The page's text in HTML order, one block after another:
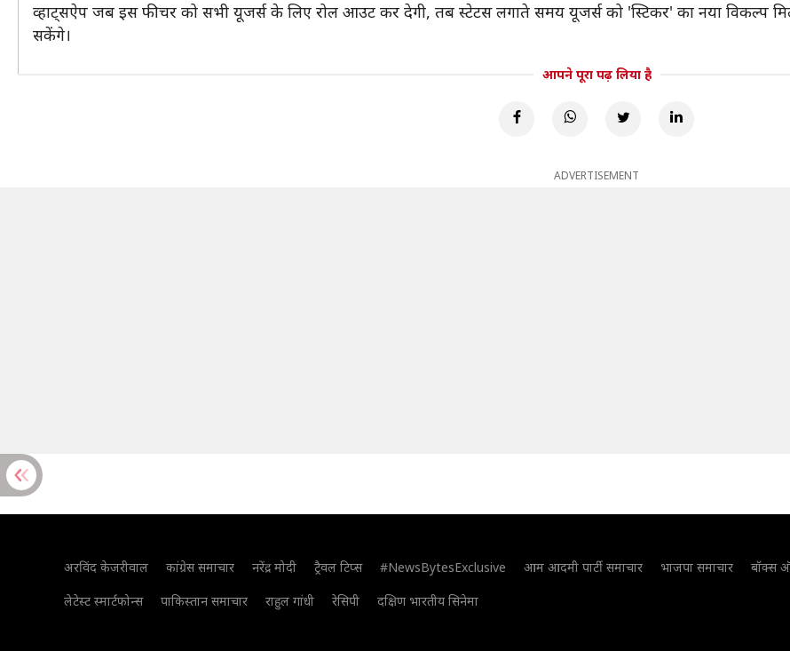
व्हाट्सऐप जब इस फीचर को सभी यूजर्स के लिए रोल आउट कर देगी, तब स्टेटस लगाते समय यूजर्स को 'स्टिकर' का नया विकल्प
सकेंगे।
आपने पूरा पढ़ लिया है
ADVERTISEMENT
अरविंद केजरीवाल कांग्रेस समाचार नरेंद्र मोदी ट्रैवल टिप्स #NewsBytesExclusive आम आदमी पार्टी समाचार भाजपा समाचार बॉक्स
लेटेस्ट स्मार्टफोन्स
पाकिस्तान समाचार राहुल गांधी रेसिपी दक्षिण भारतीय सिनेमा